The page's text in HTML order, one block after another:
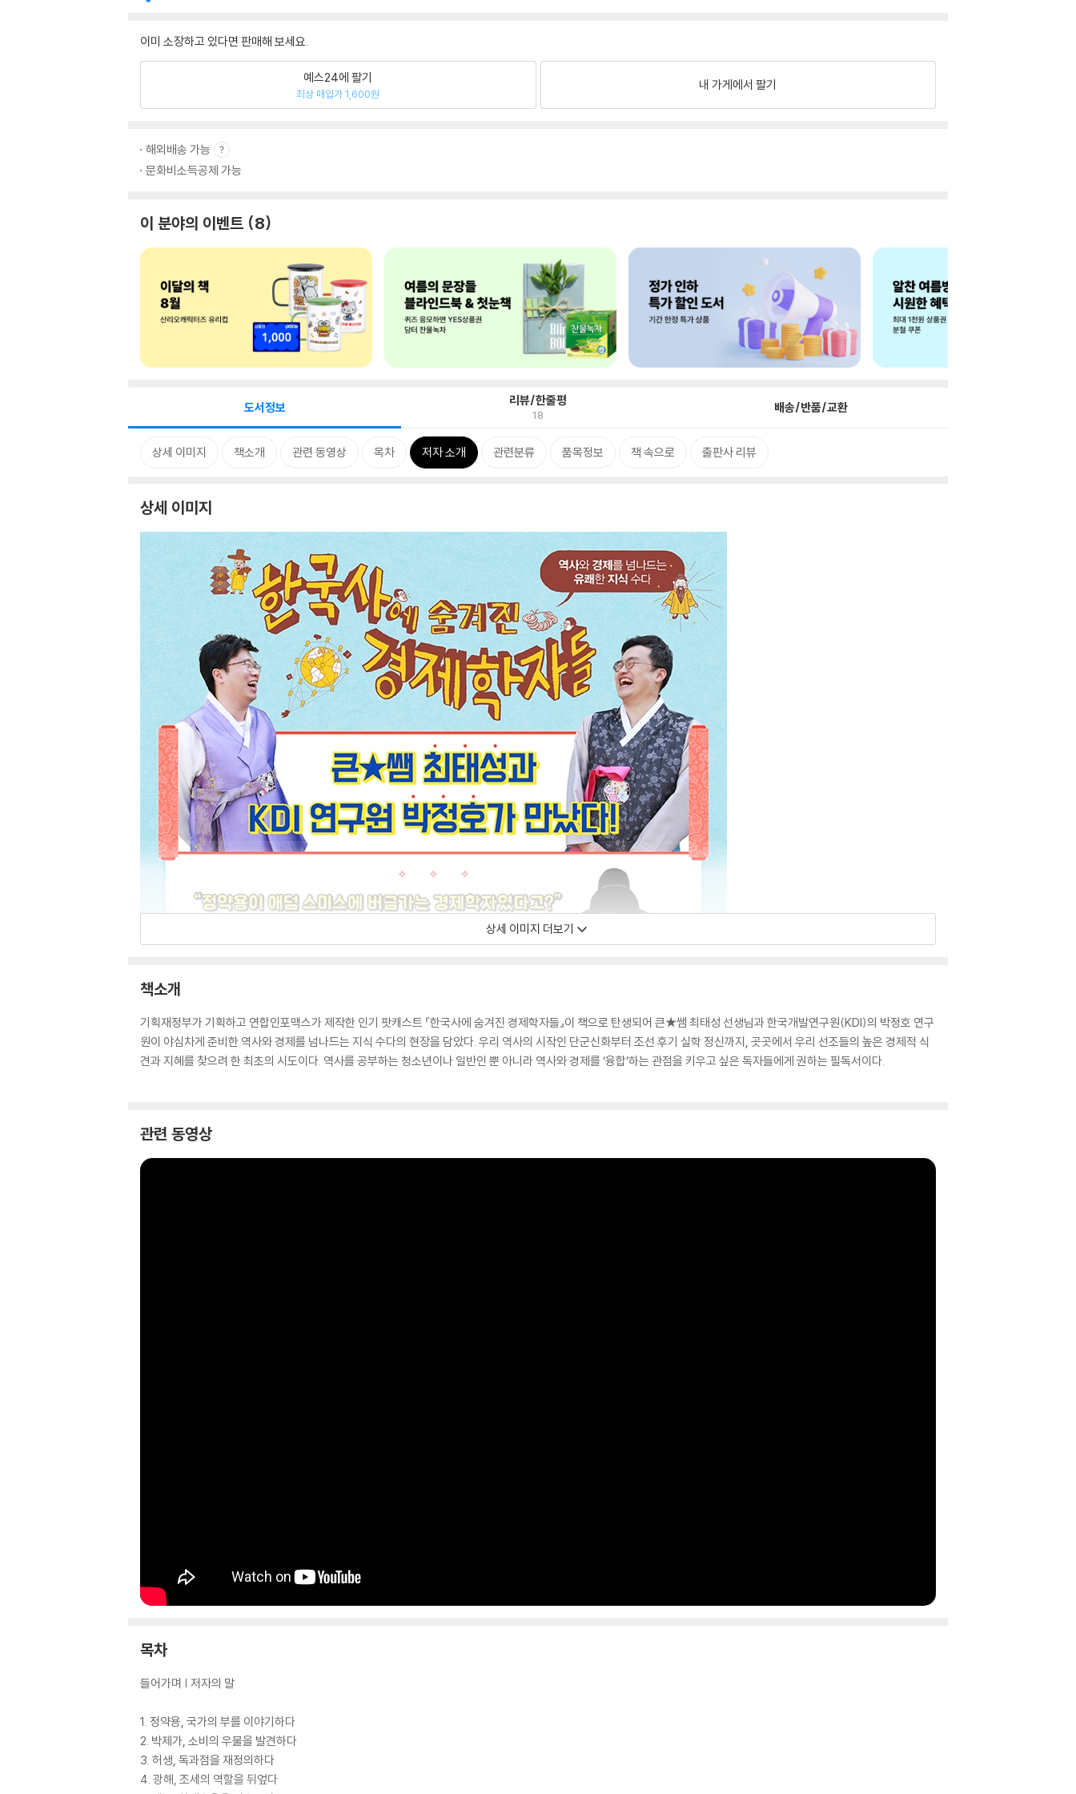
이미 소장하고 있다면 판매해 보세요.
예스24에 팔기
최상 매입가 1,600원
내 가게에서 팔기
해외배송 가능
문화비소득공제 가능
이 분야의 이벤트 8
도서정보 리뷰/한줄평
18 배송/반품/교환
상세 이미지 책소개 관련 동영상 목차 저자 소개 관련분류 품목정보 책 속으로 출판사 리뷰
상세 이미지
상세 이미지 더보기
책소개
기획재정부가 기획하고 연합인포맥스가 제작한 인기 팟캐스트 『한국사에 숨겨진 경제학자들』이 책으로 탄생되어 큰★쌤 최태성 선생님과 한국개발연구원(KDI)의 박정호 연구
원이 야심차게 준비한 역사와 경제를 넘나드는 지식 수다의 현장을 담았다. 우리 역사의 시작인 단군신화부터 조선 후기 실학 정신까지, 곳곳에서 우리 선조들의 높은 경제적 식
견과 지혜를 찾으려 한 최초의 시도이다. 역사를 공부하는 청소년이나 일반인 뿐 아니라 역사와 경제를 ‘융합’하는 관점을 키우고 싶은 독자들에게 권하는 필독서이다.
관련 동영상
목차
들어가며 | 저자의 말
1. 정약용, 국가의 부를 이야기하다
2. 박제가, 소비의 우물을 발견하다
3. 허생, 독과점을 재정의하다
4. 광해, 조세의 역할을 뒤엎다